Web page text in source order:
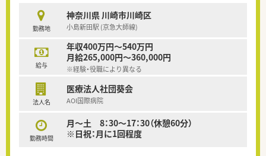
勤務地
神奈川県 川崎市川崎区
小島新田駅 (京急大師線)
給与
年収400万円～540万円
月給265,000円～360,000円
※経験・役職により異なる
法人名
医療法人社団葵会
AOI国際病院
勤務時間
月～土 8：30～17：30（休憩60分）
※日祝：月に1回程度